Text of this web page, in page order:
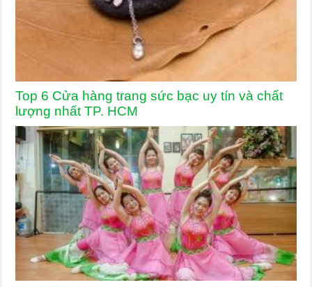
Top 6 Cửa hàng trang sức bạc uy tín và chất
lượng nhất TP. HCM